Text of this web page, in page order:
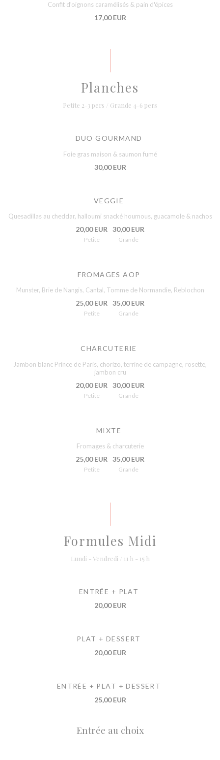
Confit d'oignons caramélisés & pain d'épices
17,00 EUR
Planches
Petite 2-3 pers / Grande 4-6 pers
DUO GOURMAND
Foie gras maison & saumon fumé
30,00 EUR
VEGGIE
Quesadillas au cheddar, halloumi snacké houmous, guacamole & nachos
20,00 EUR
Petite
30,00 EUR
Grande
FROMAGES AOP
Munster, Brie de Nangis, Cantal, Tomme de Normandie, Reblochon
25,00 EUR
Petite
35,00 EUR
Grande
CHARCUTERIE
Jambon blanc Prince de Paris, chorizo, terrine de campagne, rosette,
jambon cru
20,00 EUR
Petite
30,00 EUR
Grande
MIXTE
Fromages & charcuterie
25,00 EUR
Petite
35,00 EUR
Grande
Formules Midi
Lundi - Vendredi / 11 h - 15 h
ENTRÉE + PLAT
20,00 EUR
PLAT + DESSERT
20,00 EUR
ENTRÉE + PLAT + DESSERT
25,00 EUR
Entrée au choix